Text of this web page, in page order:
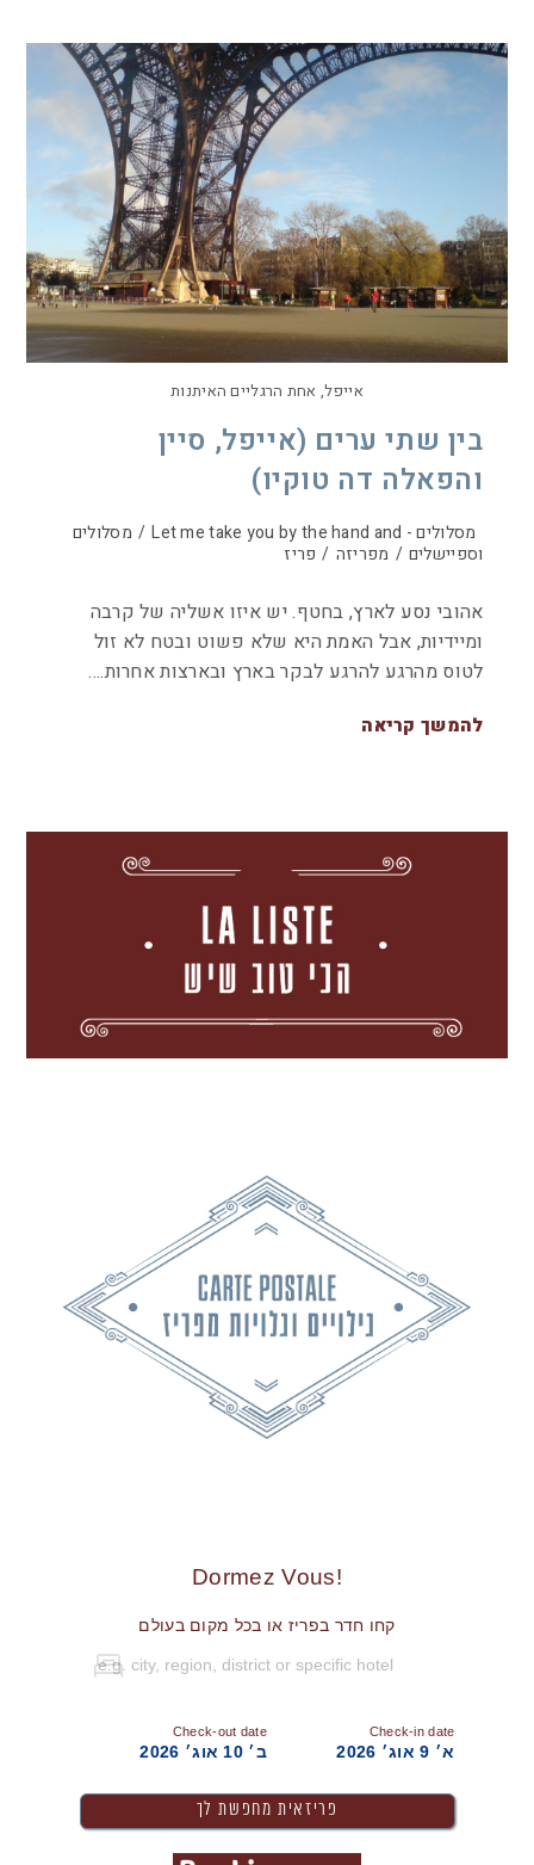
אייפל, אחת הרגליים האיתנות
בין שתי ערים (אייפל, סיין
והפאלה דה טוקיו)
מסלולים - Let me take you by the hand and / מסלולים
וספיישלים / מפריזה / פריז
אהובי נסע לארץ, בחטף. יש איזו אשליה של קרבה
ומיידיות, אבל האמת היא שלא פשוט ובטח לא זול
לטוס מהרגע להרגע לבקר בארץ ובארצות אחרות.…
להמשך קריאה
!Dormez Vous
קחו חדר בפריז או בכל מקום בעולם
Check-in date
א׳ 9 אוג׳ 2026
Check-out date
ב׳ 10 אוג׳ 2026